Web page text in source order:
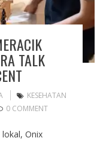
TALK
KESEHATAN
0 COMMENT
Onix